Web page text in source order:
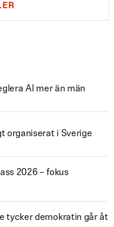
AI mer än män
organiserat i Sverige
2026 – fokus
tycker demokratin går åt